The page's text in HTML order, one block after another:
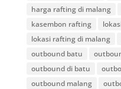
harga rafting di malang
kasembon rafting
lokasi rafting di malang
outbound batu
outbound di batu
outbound malang